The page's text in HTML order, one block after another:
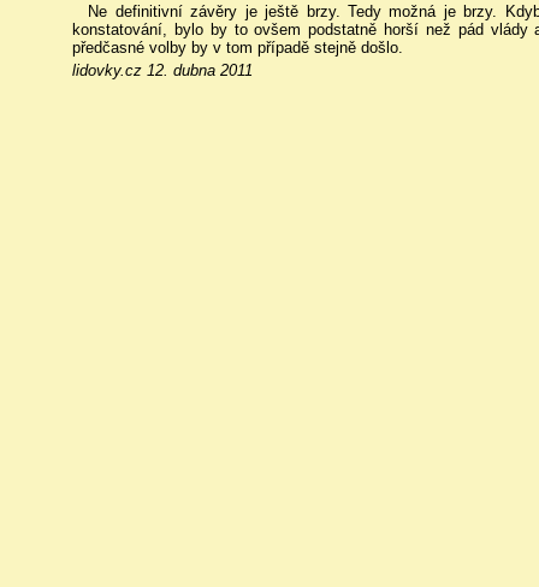
Ne definitivní závěry je ještě brzy. Tedy možná je brzy.
konstatování, bylo by to ovšem podstatně horší než pád vlády
předčasné volby by v tom případě stejně došlo.
lidovky.cz 12. dubna 2011